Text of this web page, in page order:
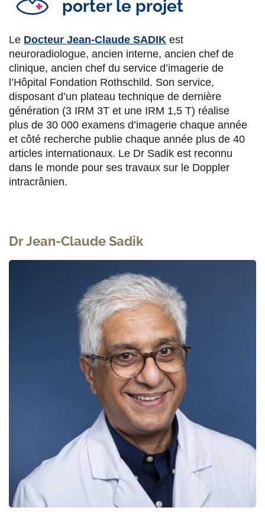
porter le projet
Le Docteur Jean-Claude SADIK est
neuroradiologue, ancien interne, ancien chef de
clinique, ancien chef du service d’imagerie de
l’Hôpital Fondation Rothschild. Son service,
disposant d’un plateau technique de dernière
génération (3 IRM 3T et une IRM 1,5 T) réalise
plus de 30 000 examens d’imagerie chaque année
et côté recherche publie chaque année plus de 40
articles internationaux. Le Dr Sadik est reconnu
dans le monde pour ses travaux sur le Doppler
intracrânien.
Dr Jean-Claude Sadik